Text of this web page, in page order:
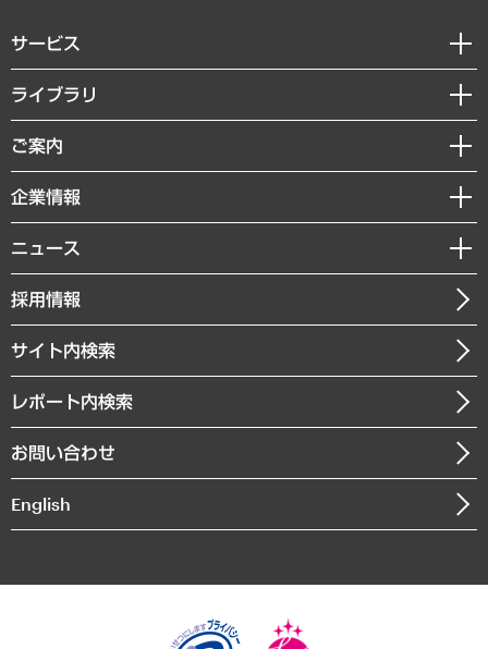
サービス
経営戦略
組織・人事戦略
デジタルイノベーション
共生・ダイバーシティ
GRC（ガバナンス・リスク・コンプライアンス）・防災（政策）
経済・産業・雇用・労働
まちづくり・観光・交通・スポーツ・スマートシティ
自然資源・農林水産業・食料システム
ライブラリ
経済調査
レポート
コラム
経営用語集
受託・受注実績（官公庁関連）
メディア掲載・出演
ご案内
セミナー・イベント情報
MUFGビジネスセミナー
受託案件情報
企業情報
私たちの想い
社長メッセージ
会社概要
沿革
組織図・本部部室紹介
インドネシア現地法人
個人情報保護方針
ニュース
ニュースリリース
お知らせ
採用情報
サイト内検索
レポート内検索
お問い合わせ
English